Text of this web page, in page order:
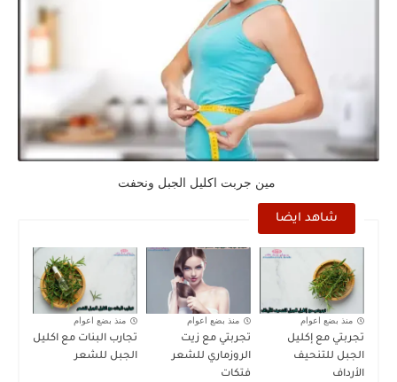
مين جربت اكليل الجبل ونحفت
شاهد ايضا
منذ بضع اعوام
تجربتي مع إكليل
الجبل للتنحيف
الأرداف
منذ بضع اعوام
تجربتي مع زيت
الروزماري للشعر
فتكات
منذ بضع اعوام
تجارب البنات مع اكليل
الجبل للشعر